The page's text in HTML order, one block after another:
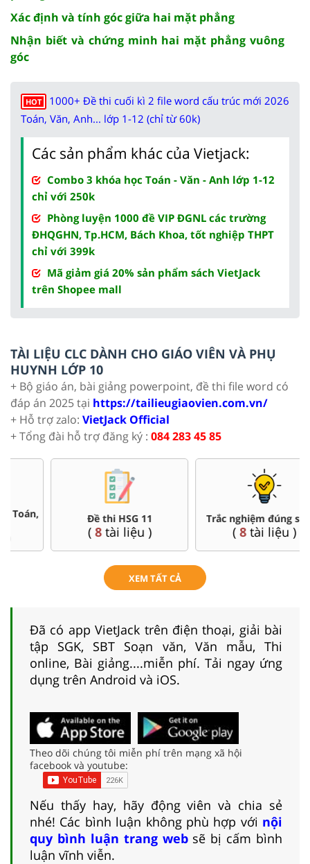
Xác định và tính góc giữa hai mặt phẳng
Nhận biết và chứng minh hai mặt phẳng vuông
góc
HOT
1000+ Đề thi cuối kì 2 file word cấu trúc mới 2026
Toán, Văn, Anh... lớp 1-12 (chỉ từ 60k)
Các sản phẩm khác của Vietjack:
Combo 3 khóa học Toán - Văn - Anh lớp 1-12
chỉ với 250k
Phòng luyện 1000 đề VIP ĐGNL các trường
ĐHQGHN, Tp.HCM, Bách Khoa, tốt nghiệp THPT
chỉ với 399k
Mã giảm giá 20% sản phẩm sách VietJack
trên Shopee mall
TÀI LIỆU CLC DÀNH CHO GIÁO VIÊN VÀ PHỤ
HUYNH LỚP 10
+ Bộ giáo án, bài giảng powerpoint, đề thi file word có
đáp án 2025 tại https://tailieugiaovien.com.vn/
+ Hỗ trợ zalo: VietJack Official
+ Tổng đài hỗ trợ đăng ký : 084 283 45 85
Đề thi HSG 11
tài liệu )
Trắc nghiệm đúng sai 11
tài liệu )
XEM TẤT CẢ
Đã có app VietJack trên điện thoại, giải bài
tập SGK, SBT Soạn văn, Văn mẫu, Thi
online, Bài giảng....miễn phí. Tải ngay ứng
dụng trên Android và iOS.
Theo dõi chúng tôi miễn phí trên mạng xã hội
facebook và youtube:
Nếu thấy hay, hãy động viên và chia sẻ
nhé! Các bình luận không phù hợp với nội
quy bình luận trang websẽ bị cấm bình
luận vĩnh viễn.